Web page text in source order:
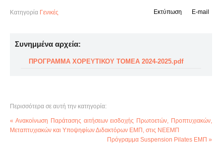
Κατηγορία Γενικές E-mail
Εκτύπωση
Συνημμένα αρχεία:
ΠΡΟΓΡΑΜΜΑ ΧΟΡΕΥΤΙΚΟΥ ΤΟΜΕΑ 2024-2025.pdf
Περισσότερα σε αυτή την κατηγορία:
« Ανακοίνωση Παράτασης αιτήσεων εισδοχής Πρωτοετών, Προπτυχιακών,
Μεταπτυχιακών και Υποψηφίων Διδακτόρων ΕΜΠ, στις ΝΕΕΜΠ
Πρόγραμμα Suspension Pilates ΕΜΠ »